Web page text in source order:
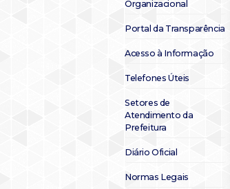
Organizacional
Portal da Transparência
Acesso à Informação
Telefones Úteis
Setores de
Atendimento da
Prefeitura
Diário Oficial
Normas Legais